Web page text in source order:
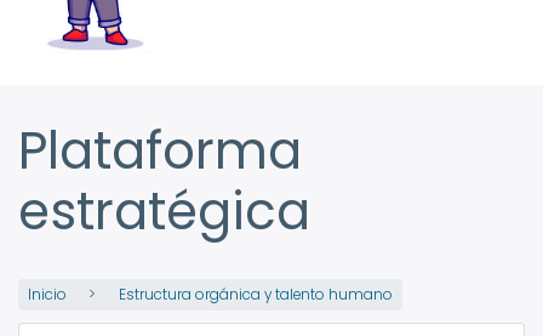
Plataforma
estratégica
Inicio Estructura orgánica y talento humano